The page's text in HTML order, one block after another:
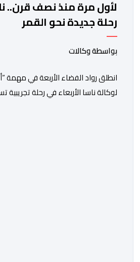
لأول مرة منذ نصف قرن..
رحلة جديدة نحو القمر
بواسطة وكالات
لوكالة ناسا الأربعاء في رحلة